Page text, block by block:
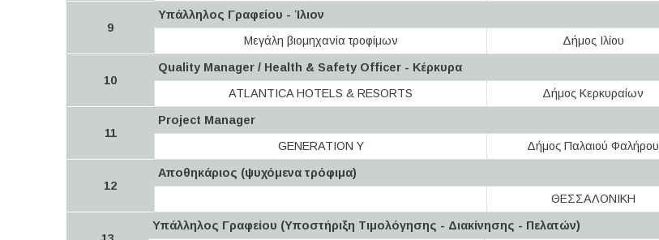
9
Υπάλληλος Γραφείου - Ίλιον
Μεγάλη βιομηχανία τροφίμων
Δήμος Ιλίου
10
Quality Μanager / Health & Safety Officer - Κέρκυρα
ATLANTICA HOTELS & RESORTS
Δήμος Κερκυραίων
11
Project Manager
GENERATION Y
Δήμος Παλαιού Φαλήρου
12
Αποθηκάριος (ψυχόμενα τρόφιμα)
ΘΕΣΣΑΛΟΝΙΚΗ
Υπάλληλος Γραφείου (Υποστήριξη Τιμολόγησης - Διακίνησης - Πελατών)